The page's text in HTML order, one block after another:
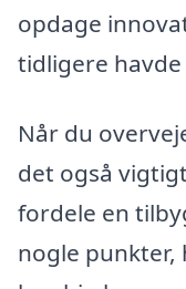
opdage
tidligere
Når du
det også
fordele en
nogle punkter,